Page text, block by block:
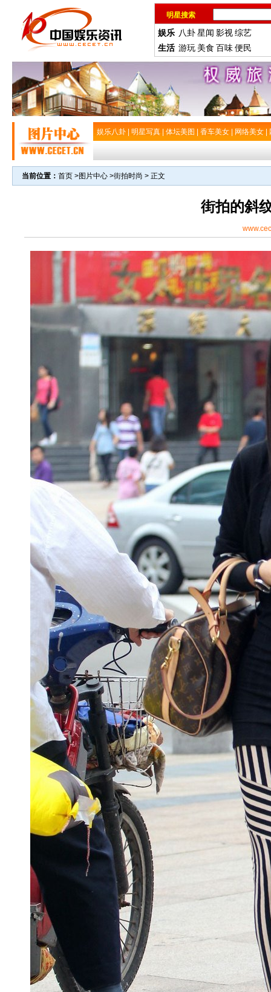
明星搜索
娱乐 八卦星闻 影视综艺
生活 游玩 美食 百味便民
娱乐八卦 明星写真 体坛美图 香车美女 网络美女
当前位置： 首页 >图片中心 >街拍时尚 > 正文
街拍的斜